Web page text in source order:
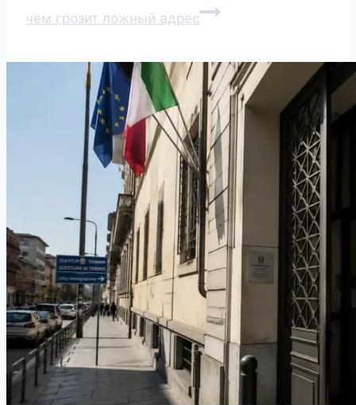
чем грозит ложный адрес